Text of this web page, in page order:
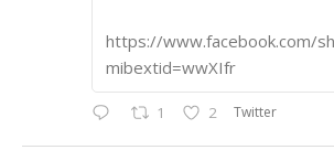
https://www.facebook.com/
mibextid=wwXIfr
1 2 Twitter